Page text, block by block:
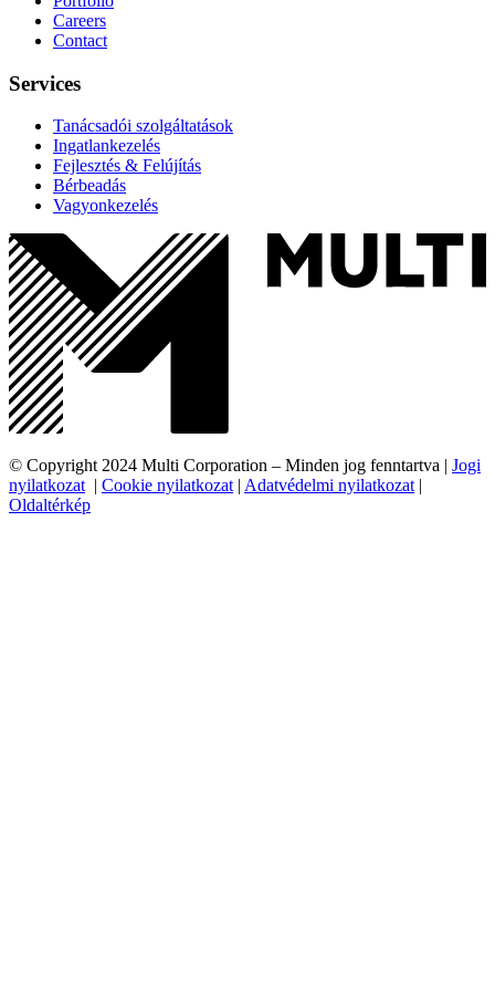
Careers
Contact
Services
Tanácsadói szolgáltatások
Ingatlankezelés
Fejlesztés & Felújítás
Bérbeadás
Vagyonkezelés
© Copyright 2024 Multi Corporation – Minden jog fenntartva | Jogi
nyilatkozat | Cookie nyilatkozat | Adatvédelmi nyilatkozat |
Oldaltérkép